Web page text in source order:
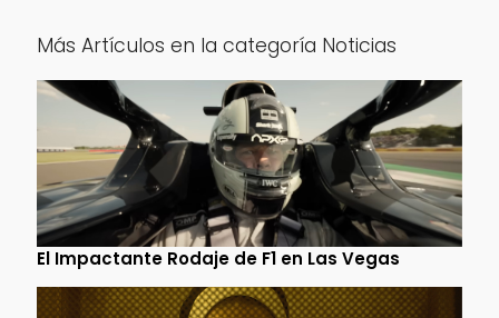
Más Artículos en la categoría Noticias
El Impactante Rodaje de F1 en Las Vegas